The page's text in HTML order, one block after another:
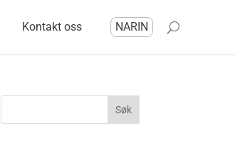
Kontakt oss NARIN